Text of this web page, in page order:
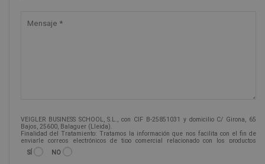
VEIGLER BUSINESS SCHOOL, S.L., con CIF B-25851031 y domicilio C/ Girona, 65
Bajos, 25600, Balaguer (Lleida).
Finalidad del Tratamiento: Tratamos la información que nos facilita con el fin de
enviarle correos electrónicos de tipo comercial relacionado con los productos
ofrecidos y otros tipo de productos que fueran de su interés.
Legitimación del tratamiento: Consentimiento del interesado.
SÍ NO